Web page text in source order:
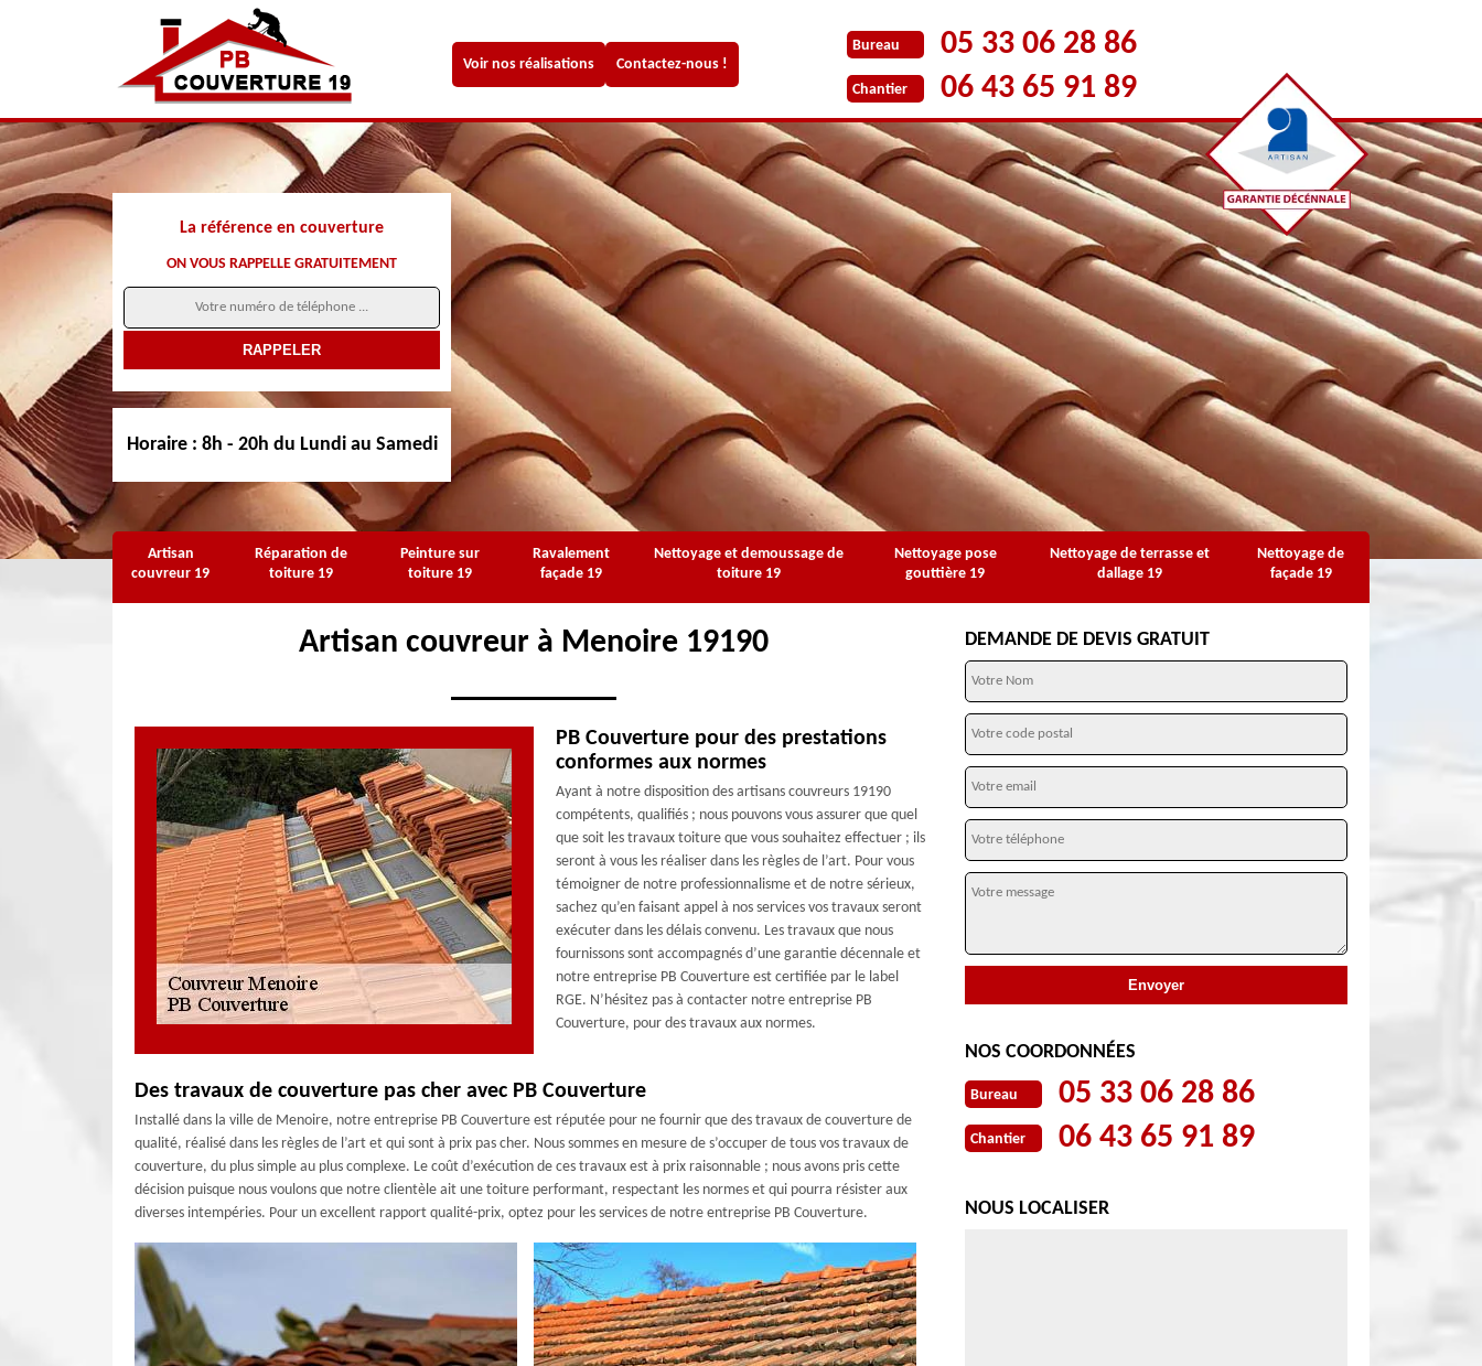
Voir nos réalisations Contactez-nous !
Bureau 05 33 06 28 86
Chantier 06 43 65 91 89
La référence en couverture
ON VOUS RAPPELLE GRATUITEMENT
Horaire : 8h - 20h du Lundi au Samedi
Artisan
couvreur 19
Réparation de
toiture 19
Peinture sur
toiture 19
Ravalement
façade 19
Nettoyage et demoussage de
toiture 19
Nettoyage pose
gouttière 19
Nettoyage de terrasse et
dallage 19
Nettoyage de
façade 19
Artisan couvreur à Menoire 19190
PB Couverture pour des prestations
conformes aux normes
Ayant à notre disposition des artisans couvreurs 19190
compétents, qualifiés ; nous pouvons vous assurer que quel
que soit les travaux toiture que vous souhaitez effectuer ; ils
seront à vous les réaliser dans les règles de l’art. Pour vous
témoigner de notre professionnalisme et de notre sérieux,
sachez qu’en faisant appel à nos services vos travaux seront
exécuter dans les délais convenu. Les travaux que nous
fournissons sont accompagnés d’une garantie décennale et
notre entreprise PB Couverture est certifiée par le label
RGE. N’hésitez pas à contacter notre entreprise PB
Couverture, pour des travaux aux normes.
Des travaux de couverture pas cher avec PB Couverture
Installé dans la ville de Menoire, notre entreprise PB Couverture est réputée pour ne fournir que des travaux de couverture de
qualité, réalisé dans les règles de l’art et qui sont à prix pas cher. Nous sommes en mesure de s’occuper de tous vos travaux de
couverture, du plus simple au plus complexe. Le coût d’exécution de ces travaux est à prix raisonnable ; nous avons pris cette
décision puisque nous voulons que notre clientèle ait une toiture performant, respectant les normes et qui pourra résister aux
diverses intempéries. Pour un excellent rapport qualité-prix, optez pour les services de notre entreprise PB Couverture.
DEMANDE DE DEVIS GRATUIT
NOS COORDONNÉES
Bureau 05 33 06 28 86
Chantier 06 43 65 91 89
NOUS LOCALISER